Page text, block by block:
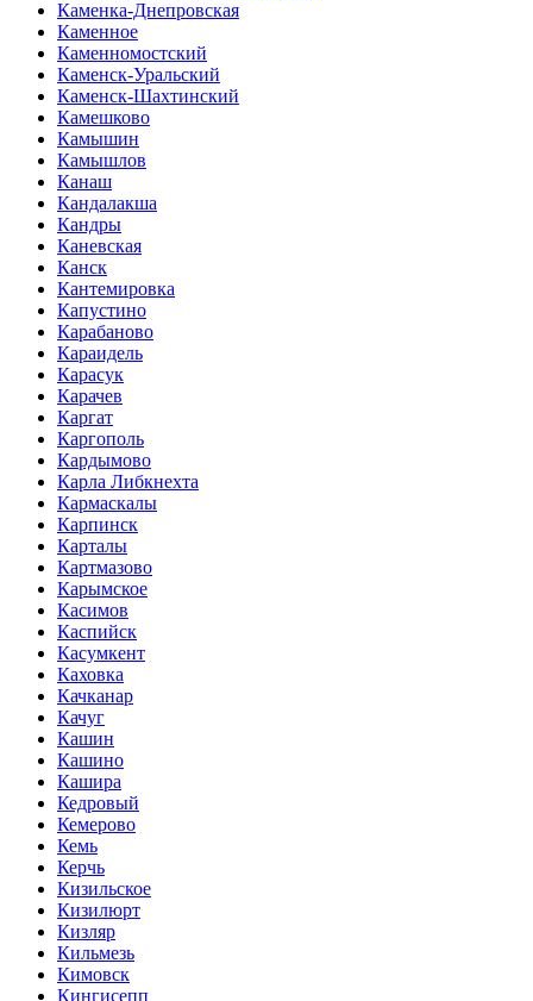
Каменка-Днепровская
Каменное
Каменномостский
Каменск-Уральский
Каменск-Шахтинский
Камешково
Камышин
Камышлов
Канаш
Кандалакша
Кандры
Каневская
Канск
Кантемировка
Капустино
Карабаново
Караидель
Карасук
Карачев
Каргат
Каргополь
Кардымово
Карла Либкнехта
Кармаскалы
Карпинск
Карталы
Картмазово
Карымское
Касимов
Каспийск
Касумкент
Каховка
Качканар
Качуг
Кашин
Кашино
Кашира
Кедровый
Кемерово
Кемь
Керчь
Кизильское
Кизилюрт
Кизляр
Кильмезь
Кимовск
Кингисепп